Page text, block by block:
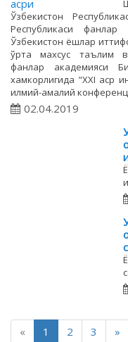
Ўзбекистон
Республикаси
Ўзбекистон ёшлар
ўрта махсус таълим
фанлар академияси
хамкорлигида "XXI аср
илмий-амалий
02.04.2019
« 1 2 3 »